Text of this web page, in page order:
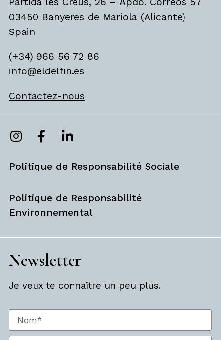
03450 Banyeres de Mariola (Alicante)
Spain
(+34) 966 56 72 86
info@eldelfin.es
Contactez-nous
Politique de Responsabilité Sociale
Politique de Responsabilité
Environnemental
Newsletter
Je veux te connaître un peu plus.